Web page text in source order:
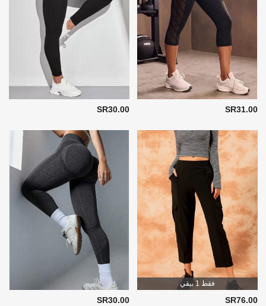
SR31.00
SR30.00
فقط 1 بيقي
SR76.00
SR30.00